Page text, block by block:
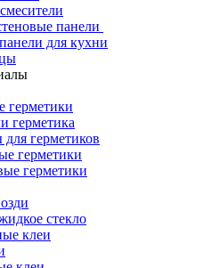
панели
для кухни
герметики
герметика
герметиков
герметики
герметики
стекло
клеи